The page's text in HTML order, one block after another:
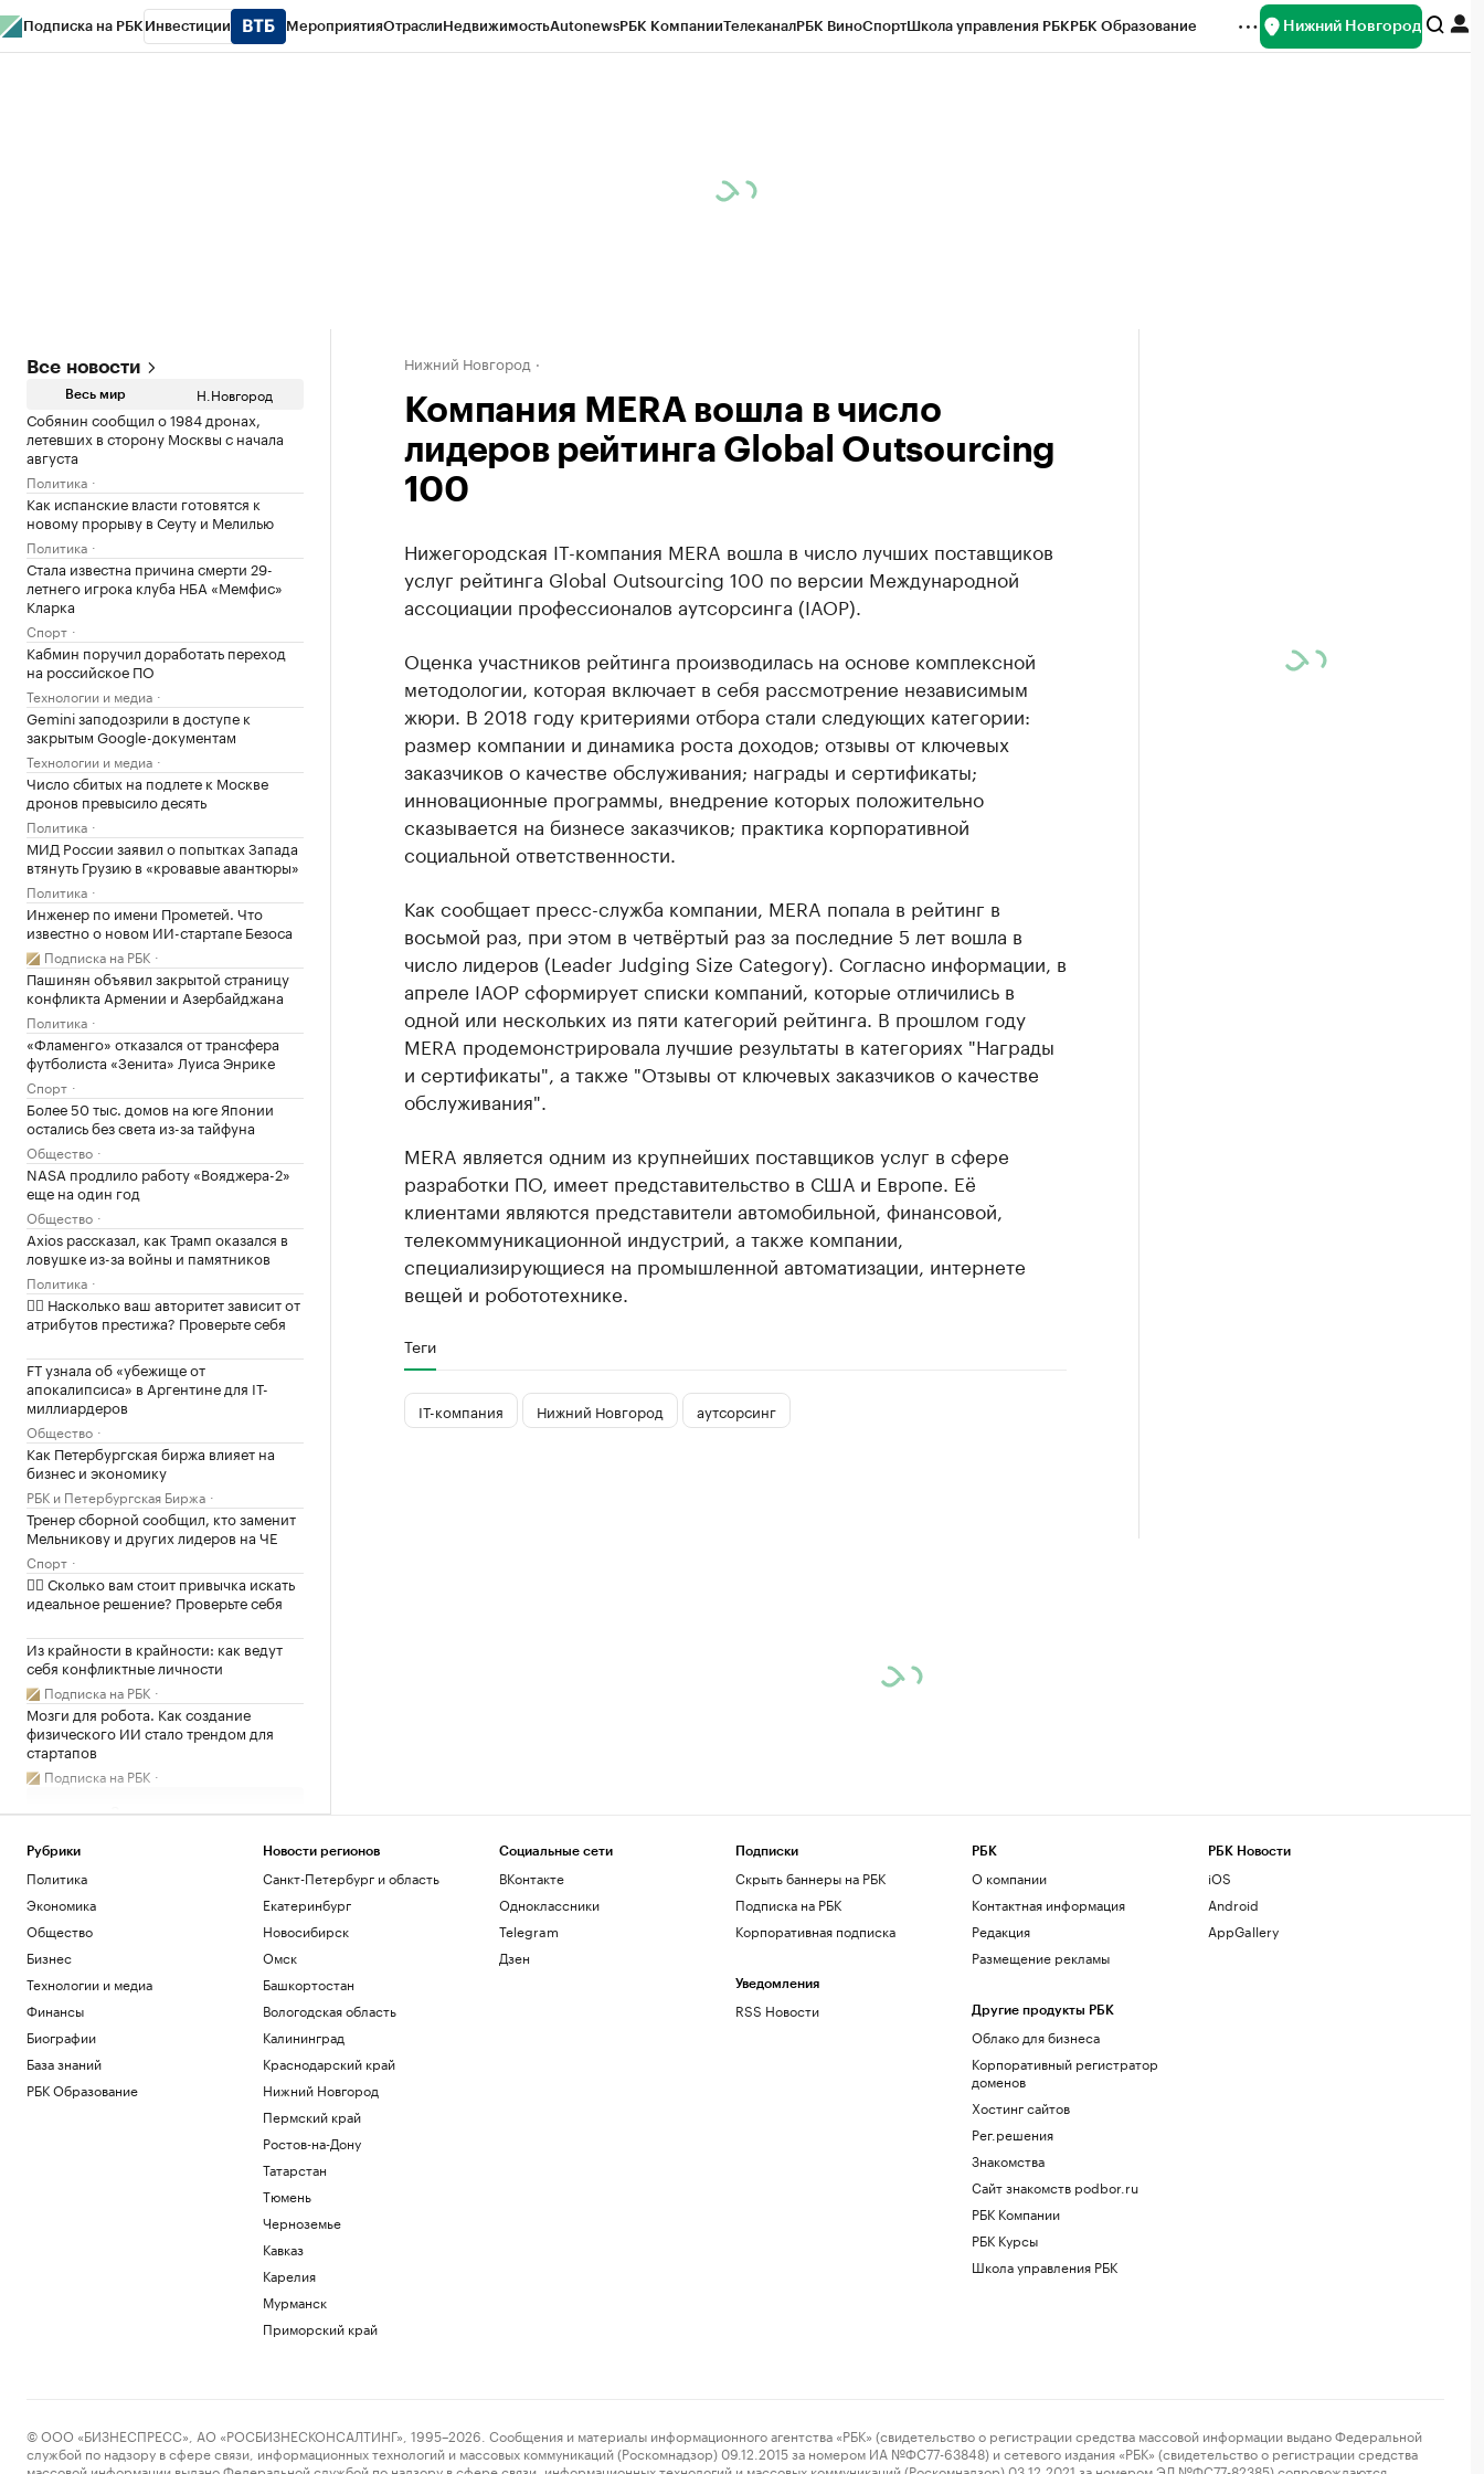
Подписка на РБК Инвестиции МероприятияОтраслиНедвижимостьAutonewsРБК КомпанииТелеканалРБК ВиноСпортШкола управления РБКРБК Образование Нижний Новгород
Все новости
Весь мир Н.Новгород
Собянин сообщил о 1984 дронах,
летевших в сторону Москвы с начала
августа
Политика
Как испанские власти готовятся к
новому прорыву в Сеуту и Мелилью
Политика
Стала известна причина смерти 29-
летнего игрока клуба НБА «Мемфис»
Кларка
Спорт
Кабмин поручил доработать переход
на российское ПО
Технологии и медиа
Gemini заподозрили в доступе к
закрытым Google-документам
Технологии и медиа
Число сбитых на подлете к Москве
дронов превысило десять
Политика
МИД России заявил о попытках Запада
втянуть Грузию в «кровавые авантюры»
Политика
Инженер по имени Прометей. Что
известно о новом ИИ-стартапе Безоса
Подписка на РБК
Пашинян объявил закрытой страницу
конфликта Армении и Азербайджана
Политика
«Фламенго» отказался от трансфера
футболиста «Зенита» Луиса Энрике
Спорт
Более 50 тыс. домов на юге Японии
остались без света из-за тайфуна
Общество
NASA продлило работу «Вояджера-2»
еще на один год
Общество
Axios рассказал, как Трамп оказался в
ловушке из-за войны и памятников
Политика
✍🏻 Насколько ваш авторитет зависит от
атрибутов престижа? Проверьте себя
FT узнала об «убежище от
апокалипсиса» в Аргентине для IT-
миллиардеров
Общество
Как Петербургская биржа влияет на
бизнес и экономику
РБК и Петербургская Биржа
Тренер сборной сообщил, кто заменит
Мельникову и других лидеров на ЧЕ
Спорт
✍🏻 Сколько вам стоит привычка искать
идеальное решение? Проверьте себя
Из крайности в крайности: как ведут
себя конфликтные личности
Подписка на РБК
Мозги для робота. Как создание
физического ИИ стало трендом для
стартапов
Подписка на РБК
Загрузить еще
Нижний Новгород
Компания MERA вошла в число
лидеров рейтинга Global Outsourcing
100
Нижегородская IT-компания MERA вошла в число лучших поставщиков
услуг рейтинга Global Outsourcing 100 по версии Международной
ассоциации профессионалов аутсорсинга (IAOP). ​
Оценка участников рейтинга производилась на основе комплексной
методологии, которая включает в себя рассмотрение независимым
жюри. В 2018 году критериями отбора стали следующих категории:
размер компании и динамика роста доходов; отзывы от ключевых
заказчиков о качестве обслуживания; награды и сертификаты;
инновационные программы, внедрение которых положительно
сказывается на бизнесе заказчиков; практика корпоративной
социальной ответственности.
Как сообщает пресс-служба компании, MERA попала в рейтинг в
восьмой раз, при этом в четвёртый раз за последние 5 лет вошла в
число лидеров (Leader Judging Size Category). Согласно информации, в
апреле IAOP сформирует списки компаний, которые отличились в
одной или нескольких из пяти категорий рейтинга. В прошлом году
MERA продемонстрировала лучшие результаты в категориях "Награды
и сертификаты", а также "Отзывы от ключевых заказчиков о качестве
обслуживания".
MERA является одним из крупнейших поставщиков услуг в сфере
разработки ПО, имеет представительство в США и Европе. Её
клиентами являются представители автомобильной, финансовой,
телекоммуникационной индустрий, а также компании,
специализирующиеся на промышленной автоматизации, интернете
вещей и робототехнике.
Теги
IT-компания Нижний Новгород аутсорсинг
Рубрики
Политика
Экономика
Общество
Бизнес
Технологии и медиа
Финансы
Биографии
База знаний
РБК Образование
Новости регионов
Санкт-Петербург и область
Екатеринбург
Новосибирск
Омск
Башкортостан
Вологодская область
Калининград
Краснодарский край
Нижний Новгород
Пермский край
Ростов-на-Дону
Татарстан
Тюмень
Черноземье
Кавказ
Карелия
Мурманск
Приморский край
Социальные сети
ВКонтакте
Одноклассники
Telegram
Дзен
Подписки
Скрыть баннеры на РБК
Подписка на РБК
Корпоративная подписка
Уведомления
RSS Новости
РБК
О компании
Контактная информация
Редакция
Размещение рекламы
Другие продукты РБК
Облако для бизнеса
Корпоративный регистратор
доменов
Хостинг сайтов
Рег.решения
Знакомства
Сайт знакомств podbor.ru
РБК Компании
РБК Курсы
Школа управления РБК
РБК Новости
iOS
Android
AppGallery
© ООО «БИЗНЕСПРЕСС», АО «РОСБИЗНЕСКОНСАЛТИНГ», 1995–2026. Сообщения и материалы информационного агентства «РБК» (свидетельство о регистрации средства массовой информации выдано Федеральной
службой по надзору в сфере связи, информационных технологий и массовых коммуникаций (Роскомнадзор) 09.12.2015 за номером ИА №ФС77-63848) и сетевого издания «РБК» (свидетельство о регистрации средства